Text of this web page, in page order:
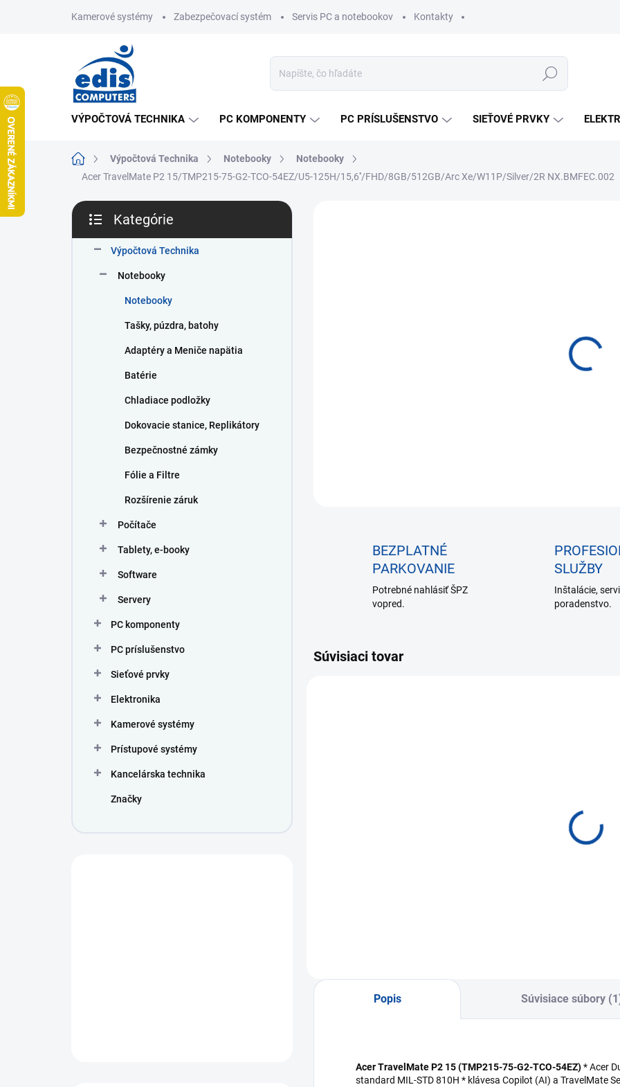
Kamerové systémy Zabezpečovací systém Servis PC a notebookov Kontakty
Hľadať
VÝPOČTOVÁ TECHNIKA PC KOMPONENTY PC PRÍSLUŠENSTVO SIEŤOVÉ PRVKY
DomovVýpočtová Technika Notebooky
Notebooky
Acer TravelMate P2 15/TMP215-75-G2-TCO-54EZ/U5-125H/15,6''/FHD/8GB/512GB/Arc Xe/W11P/Silver/2R NX.BMFEC.002
B
č
kategórie
Kategórie
Výpočtová Technika
Notebooky
Notebooky
Tašky, púzdra, batohy
Adaptéry a Meniče napätia
Batérie
Chladiace podložky
Dokovacie stanice, Replikátory
Bezpečnostné zámky
Fólie a Filtre
Rozšírenie záruk
Počítače
Tablety, e-booky
Software
Servery
PC komponenty
PC príslušenstvo
Sieťové prvky
Elektronika
Kamerové systémy
Prístupové systémy
Kancelárska technika
Značky
BEZPLATNÉ
PARKOVANIE
Potrebné nahlásiť ŠPZ
vopred.
SLUŽBY
Inštalácie,
poradenstvo.
Súvisiaci tovar
Popis Súvisiace súbory
Acer TravelMate P2 15 (TMP215-75-G2-TCO-54EZ)* Acer
standard MIL-STD 810H * klávesa Copilot (AI) a TravelMate